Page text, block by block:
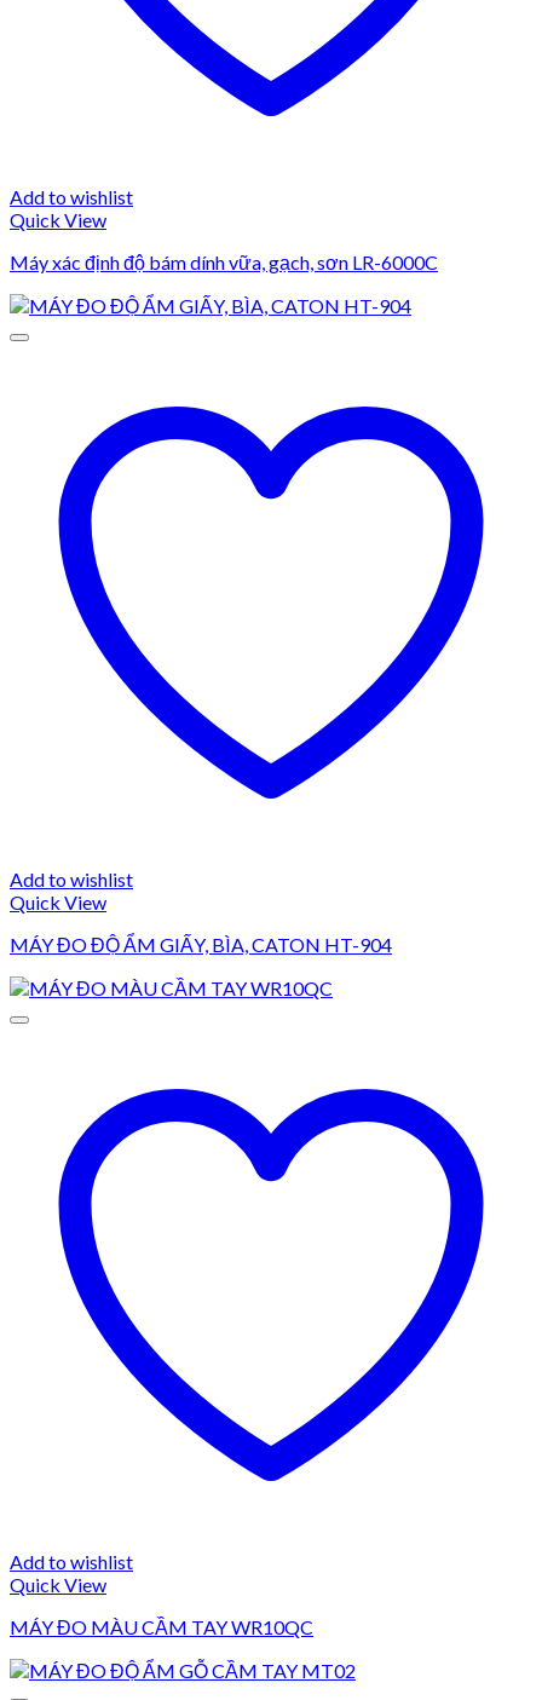
Add to wishlist
Quick View
Máy xác định độ bám dính vữa, gạch, sơn LR-6000C
Add to wishlist
Quick View
MÁY ĐO ĐỘ ẨM GIẤY, BÌA, CATON HT-904
Add to wishlist
Quick View
MÁY ĐO MÀU CẦM TAY WR10QC